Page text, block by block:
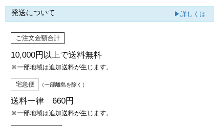
発送について ▶詳しくは
ご注文金額合計
10,000円以上で送料無料
※一部地域は追加送料が生じます。
宅急便 （一部離島を除く）
送料一律 660円
※一部地域は追加送料が生じます。